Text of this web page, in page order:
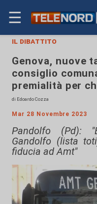
☰
il dibattito
Genova, nuove
consiglio
premialità per
di Edoardo Cozza
Mar 28 Novembre 2023
Pandolfo (Pd):
Gandolfo (lista
fiducia ad Amt"